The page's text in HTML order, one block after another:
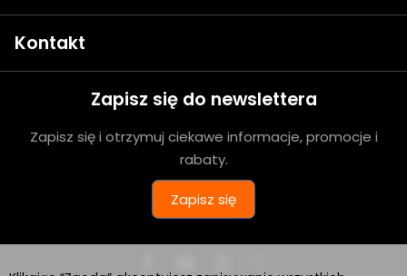
Kontakt
Zapisz się do newslettera
Zapisz się i otrzymuj ciekawe informacje, promocje i
rabaty.
Zapisz się